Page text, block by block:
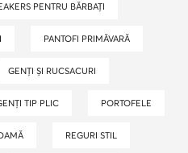
PENTRU BĂRBAȚI
PANTOFI PRIMĂVARĂ
GENȚI ȘI RUCSACURI
GENȚI TIP PLIC PORTOFELE
REGURI STIL